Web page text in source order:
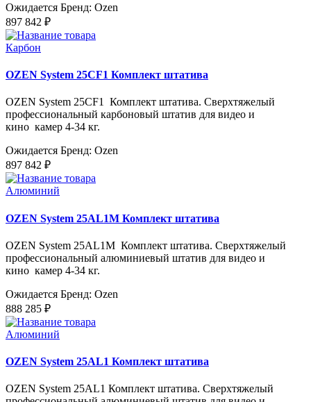
Ожидается Бренд: Ozen
897 842 ₽
Карбон
OZEN System 25CF1 Комплект штатива
OZEN System 25CF1 Комплект штатива. Сверхтяжелый
профессиональный карбоновый штатив для видео и
кино камер 4-34 кг.
Ожидается Бренд: Ozen
897 842 ₽
Алюминий
OZEN System 25AL1M Комплект штатива
OZEN System 25AL1M Комплект штатива. Сверхтяжелый
профессиональный алюминиевый штатив для видео и
кино камер 4-34 кг.
Ожидается Бренд: Ozen
888 285 ₽
Алюминий
OZEN System 25AL1 Комплект штатива
OZEN System 25AL1 Комплект штатива. Сверхтяжелый